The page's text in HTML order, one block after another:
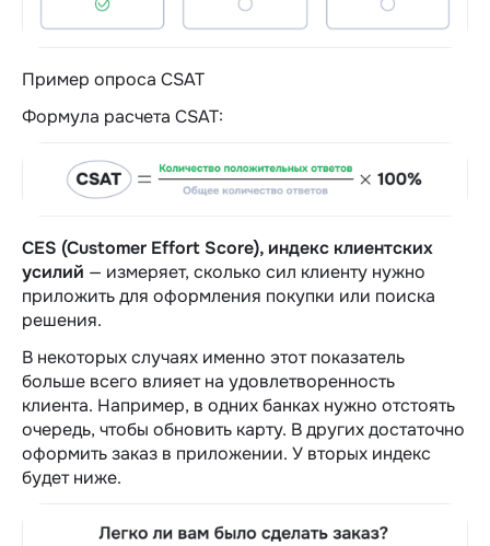
Пример опроса CSAT
Формула расчета CSAT:
CES (Customer Effort Score), индекс клиентских
усилий — измеряет, сколько сил клиенту нужно
приложить для оформления покупки или поиска
решения.
В некоторых случаях именно этот показатель
больше всего влияет на удовлетворенность
клиента. Например, в одних банках нужно отстоять
очередь, чтобы обновить карту. В других достаточно
оформить заказ в приложении. У вторых индекс
будет ниже.